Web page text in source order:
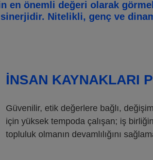
en önemli değeri olarak
sinerjidir. Nitelikli, genç ve
İNSAN KAYNAKLARI
Güvenilir, etik değerlere bağlı,
için yüksek tempoda çalışan; iş
topluluk olmanın devamlılığını